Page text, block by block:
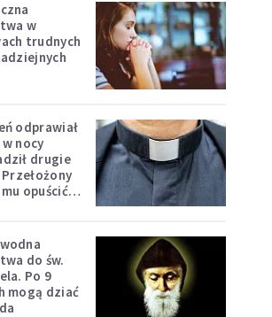
w
trudnych
odprawiał
nocy
drugie
opuścić
do św.
Po 9
mogą dziać